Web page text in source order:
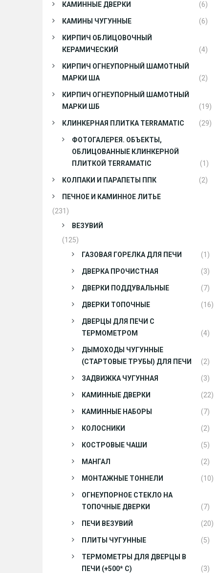
КАМИННЫЕ ДВЕРКИ (6)
КАМИНЫ ЧУГУННЫЕ (6)
КИРПИЧ ОБЛИЦОВОЧНЫЙ
КЕРАМИЧЕСКИЙ
(4)
КИРПИЧ ОГНЕУПОРНЫЙ ШАМОТНЫЙ
МАРКИ ША
(2)
КИРПИЧ ОГНЕУПОРНЫЙ ШАМОТНЫЙ
МАРКИ ШБ
(19)
КЛИНКЕРНАЯ ПЛИТКА TERRAMATIC (29)
ФОТОГАЛЕРЕЯ. ОБЪЕКТЫ,
ОБЛИЦОВАННЫЕ КЛИНКЕРНОЙ
ПЛИТКОЙ TERRAMATIC
(1)
КОЛПАКИ И ПАРАПЕТЫ ППК (2)
ПЕЧНОЕ И КАМИННОЕ ЛИТЬЕ
(231)
ВЕЗУВИЙ
(125)
ГАЗОВАЯ ГОРЕЛКА ДЛЯ ПЕЧИ
(1)
ДВЕРКА ПРОЧИСТНАЯ (3)
ДВЕРКИ ПОДДУВАЛЬНЫЕ (7)
ДВЕРКИ ТОПОЧНЫЕ (16)
ДВЕРЦЫ ДЛЯ ПЕЧИ С
ТЕРМОМЕТРОМ
(4)
ДЫМОХОДЫ ЧУГУННЫЕ
(СТАРТОВЫЕ ТРУБЫ) ДЛЯ ПЕЧИ
(2)
ЗАДВИЖКА ЧУГУННАЯ (3)
КАМИННЫЕ ДВЕРКИ (22)
КАМИННЫЕ НАБОРЫ (7)
КОЛОСНИКИ (2)
КОСТРОВЫЕ ЧАШИ (5)
МАНГАЛ (2)
МОНТАЖНЫЕ ТОННЕЛИ (10)
ОГНЕУПОРНОЕ СТЕКЛО НА
ТОПОЧНЫЕ ДВЕРКИ
(7)
ПЕЧИ ВЕЗУВИЙ (20)
ПЛИТЫ ЧУГУННЫЕ (5)
ТЕРМОМЕТРЫ ДЛЯ ДВЕРЦЫ В
ПЕЧИ (+500* С)
(3)